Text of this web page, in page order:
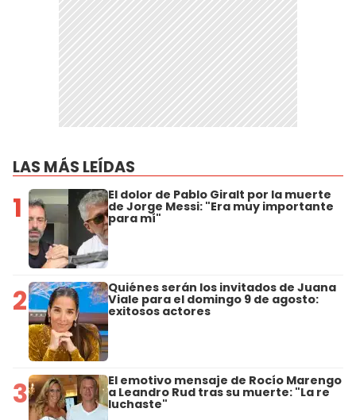
LAS MÁS LEÍDAS
1 El dolor de Pablo Giralt por la muerte
de Jorge Messi: "Era muy importante
para mí"
2 Quiénes serán los invitados de Juana
Viale para el domingo 9 de agosto:
exitosos actores
3 El emotivo mensaje de Rocío Marengo
a Leandro Rud tras su muerte: "La re
luchaste"